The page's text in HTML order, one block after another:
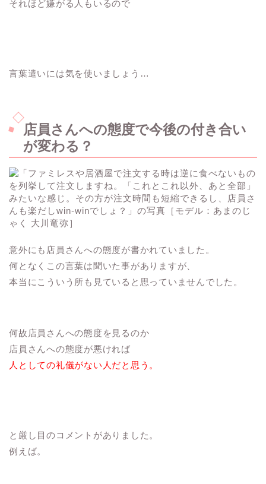
それほど嫌がる人もいるので
言葉遣いには気を使いましょう…
店員さんへの態度で今後の付き合い
が変わる？
意外にも店員さんへの態度が書かれていました。
何となくこの言葉は聞いた事がありますが、
本当にこういう所も見ていると思っていませんでした。
何故店員さんへの態度を見るのか
店員さんへの態度が悪ければ
人としての礼儀がない人だと思う。
と厳し目のコメントがありました。
例えば。